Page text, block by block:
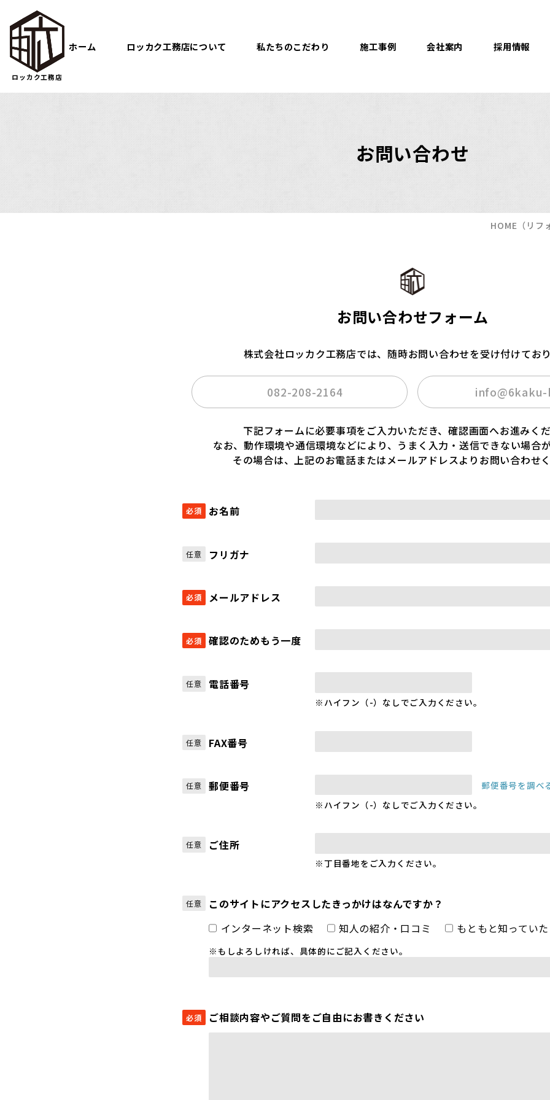
ロッカク工務店
ホーム ロッカク工務店について 私たちのこだわり 施工事例 会社案内 採用情報
お問い合わせ
HOME （リ
お問い合わせフォーム
株式会社ロッカク工務店では、随時お問い合わせを受け付けてお
082-208-2164
下記フォームに必要事項をご入力いただき、確認画面へお進みく
なお、動作環境や通信環境などにより、うまく入力・送信できない場合
その場合は、上記のお電話またはメールアドレスよりお問い合わせ
必須 お名前
任意 フリガナ
必須 メールアドレス
必須 確認のためもう一度
任意 電話番号
※ハイフン（-）なしでご入力ください。
任意 FAX番号
任意 郵便番号
郵便番号を調べ
※ハイフン（-）なしでご入力ください。
任意 ご住所
※丁目番地をご入力ください。
任意
このサイトにアクセスしたきっかけはなんですか？
インターネット検索
知人の紹介・口コミ もともと知っていた
※もしよろしければ、具体的にご記入ください。
必須 ご相談内容やご質問をご自由にお書きください